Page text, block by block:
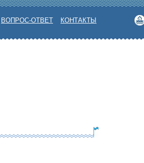
ВОПРОС-ОТВЕТ КОНТАКТЫ